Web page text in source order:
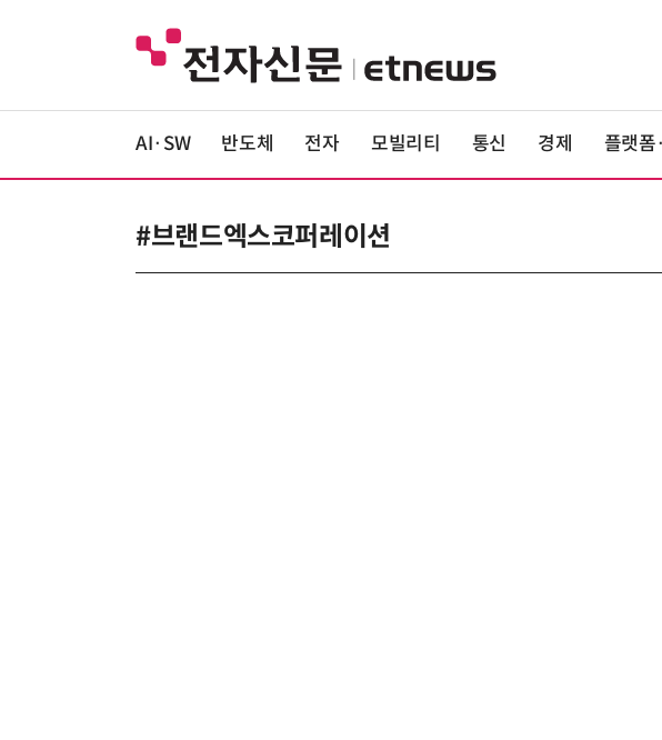
AI·SW 반도체 전자 모빌리티 통신 경제 플랫폼
#브랜드엑스코퍼레이션